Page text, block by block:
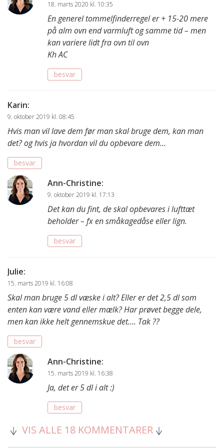
18. marts 2020 kl. 10:35
En generel tommelfinderregel er + 15-20 mere
på alm ovn end varmluft og samme tid – men
kan variere lidt fra ovn til ovn
Kh AC
besvar
Karin:
9. oktober 2019 kl. 08:45
Hvis man vil lave dem før man skal bruge dem, kan man
det? og hvis ja hvordan vil du opbevare dem…
besvar
Ann-Christine:
9. oktober 2019 kl. 17:13
Det kan du fint, de skal opbevares i lufttæt
beholder – fx en småkagedåse eller lign.
besvar
Julie:
15. marts 2019 kl. 16:08
Skal man bruge 5 dl væske i alt? Eller er det 2,5 dl som
enten kan være vand eller mælk? Har prøvet begge dele,
men kan ikke helt gennemskue det…. Tak ??
besvar
Ann-Christine:
15. marts 2019 kl. 16:38
Ja, det er 5 dl i alt :)
besvar
VIS ALLE 18 KOMMENTARER